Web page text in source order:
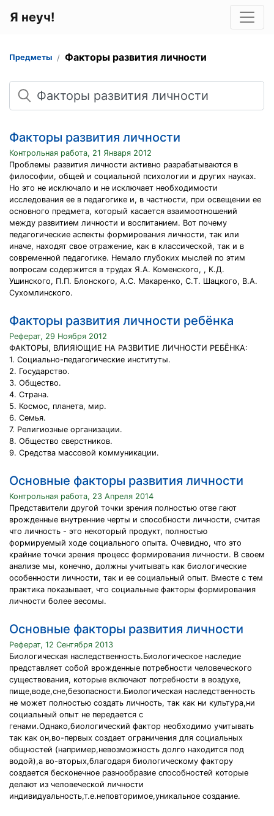
Я неуч!
Предметы Факторы развития личности
Поиск
Факторы развития личности
Контрольная работа, 21 Января 2012
Проблемы развития личности активно разрабатываются в
философии, общей и социальной психологии и других науках.
Но это не исключало и не исключает необходимости
исследования ее в педагогике и, в частности, при освещении ее
основного предмета, который касается взаимоотношений
между развитием личности и воспитанием. Вот почему
педагогические аспекты формирования личности, так или
иначе, находят свое отражение, как в классической, так и в
современной педагогике. Немало глубоких мыслей по этим
вопросам содержится в трудах Я.А. Коменского, , К.Д.
Ушинского, П.П. Блонского, А.С. Макаренко, С.Т. Шацкого, В.А.
Сухомлинского.
Факторы развития личности ребёнка
Реферат, 29 Ноября 2012
ФАКТОРЫ, ВЛИЯЮЩИЕ НА РАЗВИТИЕ ЛИЧНОСТИ РЕБЁНКА:
1. Социально-педагогические институты.
2. Государство.
3. Общество.
4. Страна.
5. Космос, планета, мир.
6. Семья.
7. Религиозные организации.
8. Общество сверстников.
9. Средства массовой коммуникации.
Основные факторы развития личности
Контрольная работа, 23 Апреля 2014
Представители другой точки зрения полностью отве гают
врожденные внутренние черты и способности личности, считая
что личность - это некоторый продукт, полностью
формируемый ходе социального опыта. Очевидно, что это
крайние точки зрения процесс формирования личности. В своем
анализе мы, конечно, должны учитывать как биологические
особенности личности, так и ее социальный опыт. Вместе с тем
практика показывает, что социальные факторы формирования
личности более весомы.
Основные факторы развития личности
Реферат, 12 Сентября 2013
Биологическая наследственность.Биологическое наследие
представляет собой врожденные потребности человеческого
существования, которые включают потребности в воздухе,
пище,воде,сне,безопасности.Биологическая наследственность
не может полностью создать личность, так как ни культура,ни
социальный опыт не передается с
генами.Однако,биологический фактор необходимо учитывать
так как он,во-первых создает ограничения для социальных
общностей (например,невозможность долго находится под
водой),а во-вторых,благодаря биологическому фактору
создается бесконечное разнообразие способностей которые
делают из человеческой личности
индивидуальность,т.е.неповторимое,уникальное создание.